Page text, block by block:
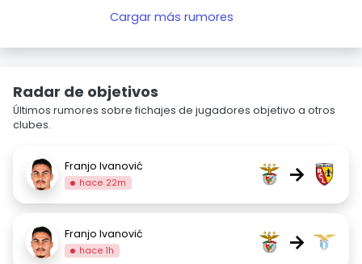
Cargar más rumores
Radar de objetivos
Últimos rumores sobre fichajes de jugadores objetivo a otros
clubes.
Franjo Ivanović
hace 22m →
Franjo Ivanović
hace 1h →